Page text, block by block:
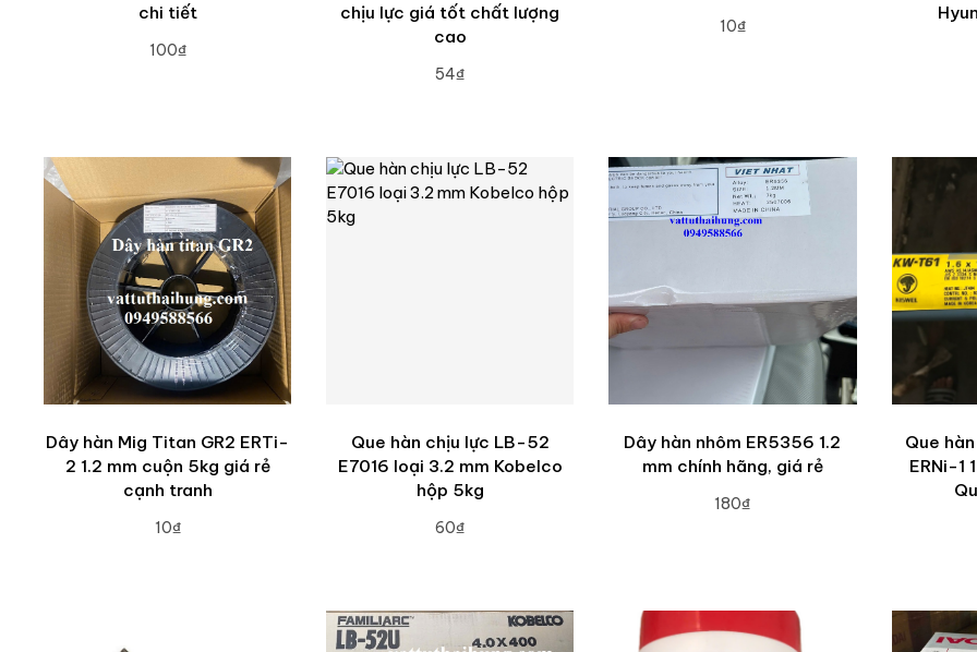
chi tiết
100₫
chịu lực giá tốt chất lượng
cao
54₫
10₫
Dây hàn Mig Titan GR2 ERTi-
2 1.2 mm cuộn 5kg giá rẻ
cạnh tranh
10₫
Que hàn chịu lực LB-52
E7016 loại 3.2 mm Kobelco
hộp 5kg
60₫
Dây hàn nhôm ER5356 1.2
mm chính hãng, giá rẻ
180₫
Que
ERNi-1